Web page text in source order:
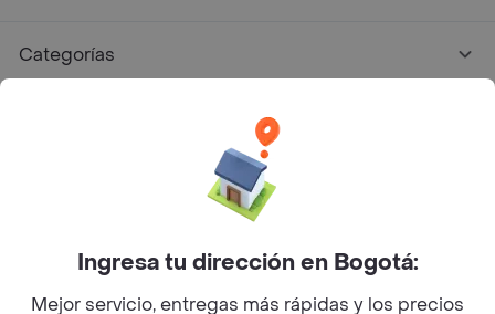
Categorías
Facebook
Twitter
Instagram
©2026Rappi Inc. All rights reserved.
Ingresa tu dirección en Bogotá:
Mejor servicio, entregas más rápidas y los precios